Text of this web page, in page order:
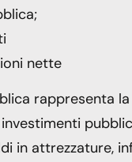
nette
rappresenta
in attrezzature,